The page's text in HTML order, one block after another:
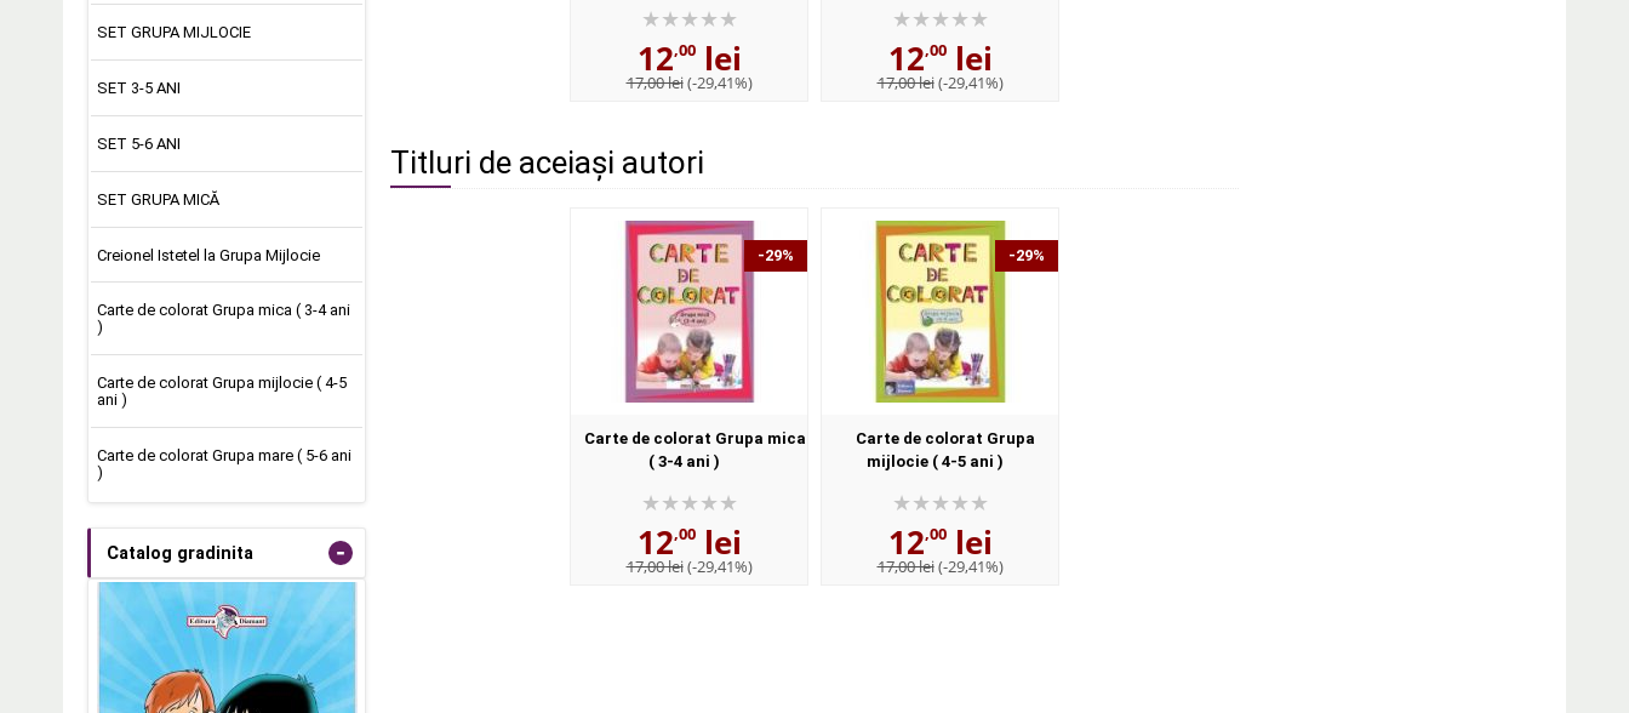
SET GRUPA MIJLOCIE
SET 3-5 ANI
SET 5-6 ANI
SET GRUPA MICĂ
Creionel Istetel la Grupa Mijlocie
Carte de colorat Grupa mica ( 3-4 ani
)
Carte de colorat Grupa mijlocie ( 4-5
ani )
Carte de colorat Grupa mare ( 5-6 ani
)
Catalog gradinita -
12,00lei
17,00 lei(-29,41%)
12,00lei
17,00 lei(-29,41%)
Titluri de aceiași autori
-29%
Carte de colorat Grupa mica
( 3-4 ani )
12,00lei
17,00 lei(-29,41%)
-29%
Carte de colorat Grupa
mijlocie ( 4-5 ani )
12,00lei
17,00 lei(-29,41%)